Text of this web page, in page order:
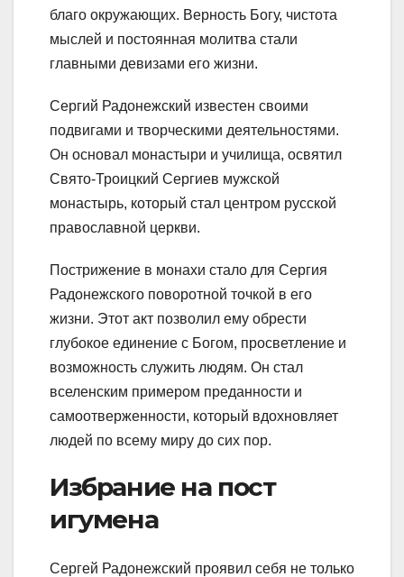
благо окружающих. Верность Богу, чистота
мыслей и постоянная молитва стали
главными девизами его жизни.
Сергий Радонежский известен своими
подвигами и творческими деятельностями.
Он основал монастыри и училища, освятил
Свято-Троицкий Сергиев мужской
монастырь, который стал центром русской
православной церкви.
Пострижение в монахи стало для Сергия
Радонежского поворотной точкой в его
жизни. Этот акт позволил ему обрести
глубокое единение с Богом, просветление и
возможность служить людям. Он стал
вселенским примером преданности и
самоотверженности, который вдохновляет
людей по всему миру до сих пор.
Избрание на пост
игумена
Сергей Радонежский проявил себя не только